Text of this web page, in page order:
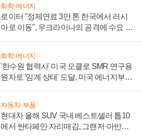
화학·에너지
로이터 "정제연료 3만 톤 한국에서 러시
아로 이동", 우크라이나의 공격에 수요 늘
화학·에너지
'한수원 협력사' 미국 오클로 SMR 연구용
원자로 '임계 상태' 도달, 미국 에너지부
자동차·부품
현대차 올해 SUV 국내 베스트셀러 톱10
에서 싼타페만 자리매김, 그랜저·아반떼